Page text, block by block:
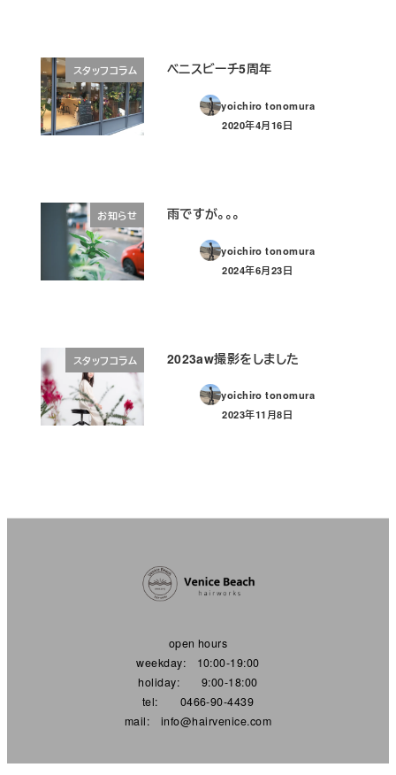
スタッフコラム ベニスビーチ5周年
yoichiro tonomura
投稿日
2020年4月16日
お知らせ 雨ですが。。。
yoichiro tonomura
投稿日
2024年6月23日
スタッフコラム 2023aw撮影をしました
yoichiro tonomura
投稿日
2023年11月8日
open hours
weekday: 10:00-19:00
holiday: 9:00-18:00
tel: 0466-90-4439
mail: info@hairvenice.com